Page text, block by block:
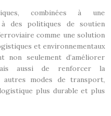
combinées à une
des politiques de soutien
comme une solution
et environnementaux
non seulement d’améliorer
aussi de renforcer la
modes de transport,
plus durable et plus